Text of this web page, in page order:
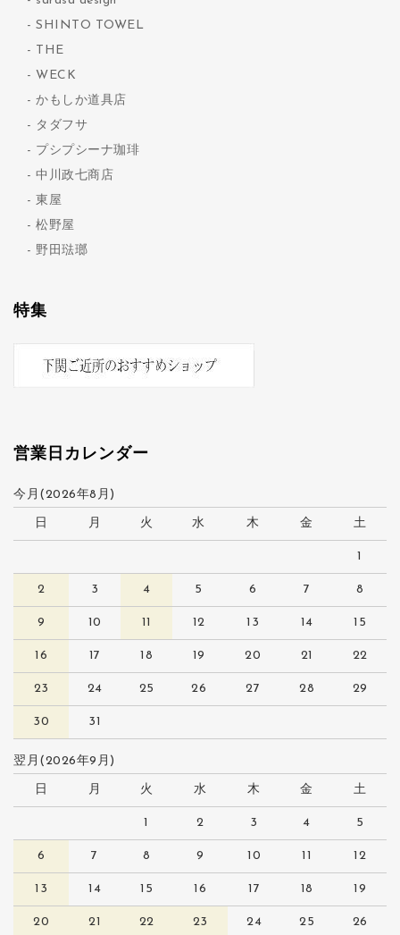
SHINTO TOWEL
THE
WECK
かもしか道具店
タダフサ
プシプシーナ珈琲
中川政七商店
東屋
松野屋
野田琺瑯
特集
営業日カレンダー
今月(2026年8月)
日 月 火 水 木 金 土
1
2 3 4 5 6 7 8
9 10 11 12 13 14 15
16 17 18 19 20 21 22
23 24 25 26 27 28 29
30 31
翌月(2026年9月)
日 月 火 水 木 金 土
1 2 3 4 5
6 7 8 9 10 11 12
13 14 15 16 17 18 19
20 21 22 23 24 25 26